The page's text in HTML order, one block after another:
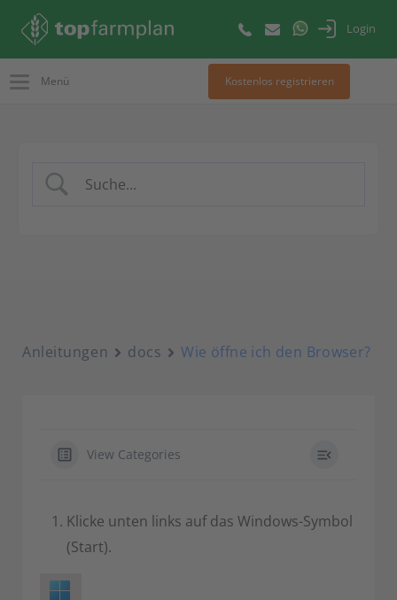
Login
Menü Kostenlos registrieren
Anleitungen docs Wie öffne ich den Browser?
View Categories
Klicke unten links auf das Windows-Symbol
(Start).